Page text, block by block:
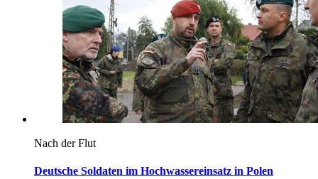
Nach der Flut
Deutsche Soldaten im Hochwassereinsatz in Polen